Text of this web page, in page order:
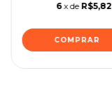
6 x de R$5,82